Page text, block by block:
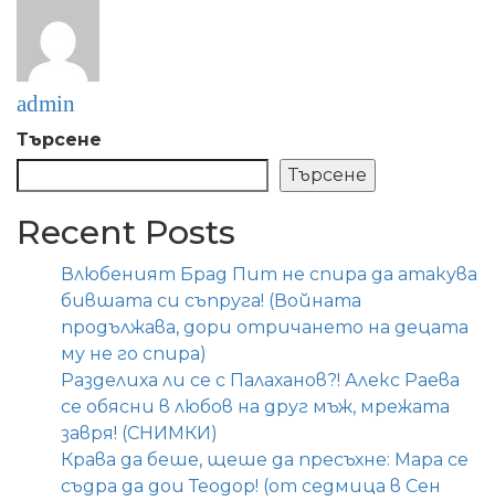
admin
Търсене
Търсене
Recent Posts
Влюбеният Брад Пит не спира да атакува
бившата си съпруга! (Войната
продължава, дори отричането на децата
му не го спира)
Разделиха ли се с Палаханов?! Алекс Раева
се обясни в любов на друг мъж, мрежата
завря! (СНИМКИ)
Крава да беше, щеше да пресъхне: Мара се
съдра да дои Теодор! (от седмица в Сен